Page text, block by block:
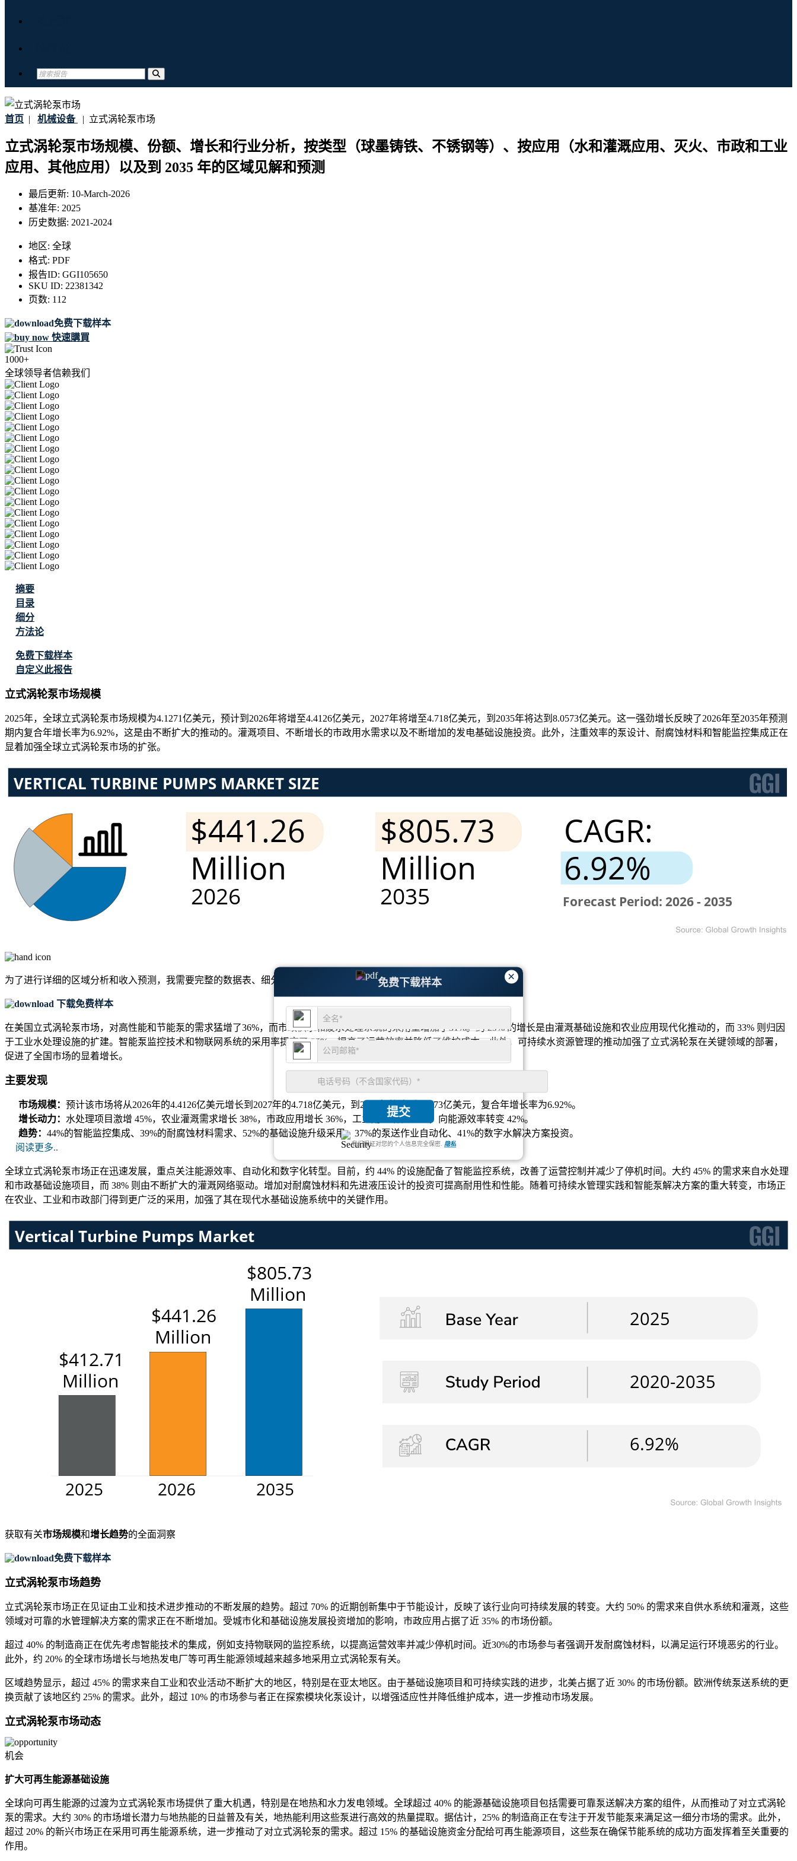
首页 | 机械设备 | 立式涡轮泵市场
立式涡轮泵市场规模、份额、增长和行业分析，按类型（球墨铸铁、不锈钢等）、按应用（水和灌溉应用、灭火、市政和工业
应用、其他应用）以及到 2035 年的区域见解和预测
最后更新: 10-March-2026
基准年: 2025
历史数据: 2021-2024
地区: 全球
格式: PDF
报告ID: GGI105650
SKU ID: 22381342
页数: 112
免费下载样本
快速購買
1000+
全球领导者信赖我们
×
免费下载样本
提交
我们保证对您的个人信息完全保密. 隐私
摘要
目录
细分
方法论
免费下载样本
自定义此报告
立式涡轮泵市场规模
2025年，全球立式涡轮泵市场规模为4.1271亿美元，预计到2026年将增至4.4126亿美元，2027年将增至4.718亿美元，到2035年将达到8.0573亿美元。这一强劲增长反映了2026年至2035年预测
期内复合年增长率为6.92%，这是由不断扩大的推动的。灌溉项目、不断增长的市政用水需求以及不断增加的发电基础设施投资。此外，注重效率的泵设计、耐腐蚀材料和智能监控集成正在
显着加强全球立式涡轮泵市场的扩张。
为了进行详细的区域分析和收入预测，我需要完整的数据表、细分市场分析和竞争格局。
下载免费样本
在美国立式涡轮泵市场，对高性能和节能泵的需求猛增了36%，而市政供水和废水处理系统的采用量增加了31%。约 29% 的增长是由灌溉基础设施和农业应用现代化推动的，而 33% 则归因
于工业水处理设施的扩建。智能泵监控技术和物联网系统的采用率提高了 35%，提高了运营效率并降低了维护成本。此外，可持续水资源管理的推动加强了立式涡轮泵在关键领域的部署，
促进了全国市场的显着增长。
主要发现
市场规模： 预计该市场将从2026年的4.4126亿美元增长到2027年的4.718亿美元，到2035年将达到8.0573亿美元，复合年增长率为6.92%。
增长动力： 水处理项目激增 45%，农业灌溉需求增长 38%，市政应用增长 36%，工业用量增长 33%，向能源效率转变 42%。
趋势： 44%的智能监控集成、39%的耐腐蚀材料需求、52%的基础设施升级采用、37%的泵送作业自动化、41%的数字水解决方案投资。
阅读更多..
全球立式涡轮泵市场正在迅速发展，重点关注能源效率、自动化和数字化转型。目前，约 44% 的设施配备了智能监控系统，改善了运营控制并减少了停机时间。大约 45% 的需求来自水处理
和市政基础设施项目，而 38% 则由不断扩大的灌溉网络驱动。增加对耐腐蚀材料和先进液压设计的投资可提高耐用性和性能。随着可持续水管理实践和智能泵解决方案的重大转变，市场正
在农业、工业和市政部门得到更广泛的采用，加强了其在现代水基础设施系统中的关键作用。
获取有关市场规模和增长趋势的全面洞察
免费下载样本
立式涡轮泵市场趋势
立式涡轮泵市场正在见证由工业和技术进步推动的不断发展的趋势。超过 70% 的近期创新集中于节能设计，反映了该行业向可持续发展的转变。大约 50% 的需求来自供水系统和灌溉，这些
领域对可靠的水管理解决方案的需求正在不断增加。受城市化和基础设施发展投资增加的影响，市政应用占据了近 35% 的市场份额。
超过 40% 的制造商正在优先考虑智能技术的集成，例如支持物联网的监控系统，以提高运营效率并减少停机时间。近30%的市场参与者强调开发耐腐蚀材料，以满足运行环境恶劣的行业。
此外，约 20% 的全球市场增长与地热发电厂等可再生能源领域越来越多地采用立式涡轮泵有关。
区域趋势显示，超过 45% 的需求来自工业和农业活动不断扩大的地区，特别是在亚太地区。由于基础设施项目和可持续实践的进步，北美占据了近 30% 的市场份额。欧洲传统泵送系统的更
换贡献了该地区约 25% 的需求。此外，超过 10% 的市场参与者正在探索模块化泵设计，以增强适应性并降低维护成本，进一步推动市场发展。
立式涡轮泵市场动态
机会
扩大可再生能源基础设施
全球向可再生能源的过渡为立式涡轮泵市场提供了重大机遇，特别是在地热和水力发电领域。全球超过 40% 的能源基础设施项目包括需要可靠泵送解决方案的组件，从而推动了对立式涡轮
泵的需求。大约 30% 的市场增长潜力与地热能的日益普及有关，地热能利用这些泵进行高效的热量提取。据估计，25% 的制造商正在专注于开发节能泵来满足这一细分市场的需求。此外，
超过 20% 的新兴市场正在采用可再生能源系统，进一步推动了对立式涡轮泵的需求。超过 15% 的基础设施资金分配给可再生能源项目，这些泵在确保节能系统的成功方面发挥着至关重要的
作用。